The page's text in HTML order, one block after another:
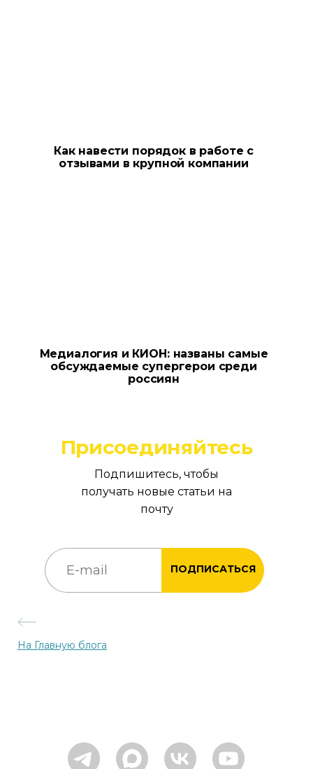
Как навести порядок в работе с
отзывами в крупной компании
Медиалогия и КИОН: названы самые
обсуждаемые супергерои среди
россиян
Присоединяйтесь
Подпишитесь, чтобы
получать новые статьи на
почту
ПОДПИСАТЬСЯ
На Главную блога